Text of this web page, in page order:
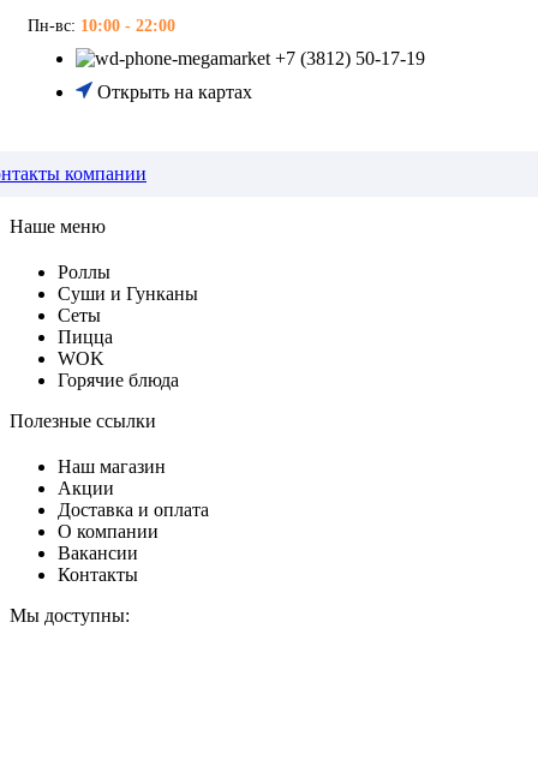
Пн-вс: 10:00 - 22:00
+7 (3812) 50-17-19
Открыть на картах
компании
Наше меню
Роллы
Суши и Гунканы
Сеты
Пицца
WOK
Горячие блюда
Полезные ссылки
Наш магазин
Акции
Доставка и оплата
О компании
Вакансии
Контакты
Мы доступны: